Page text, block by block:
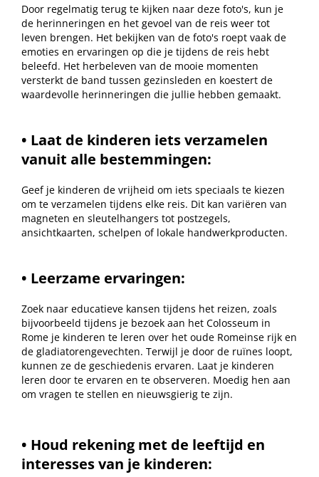
Door regelmatig terug te kijken naar deze foto's, kun je
de herinneringen en het gevoel van de reis weer tot
leven brengen. Het bekijken van de foto's roept vaak de
emoties en ervaringen op die je tijdens de reis hebt
beleefd. Het herbeleven van de mooie momenten
versterkt de band tussen gezinsleden en koestert de
waardevolle herinneringen die jullie hebben gemaakt.
• Laat de kinderen iets verzamelen
vanuit alle bestemmingen:
Geef je kinderen de vrijheid om iets speciaals te kiezen
om te verzamelen tijdens elke reis. Dit kan variëren van
magneten en sleutelhangers tot postzegels,
ansichtkaarten, schelpen of lokale handwerkproducten.
• Leerzame ervaringen:
Zoek naar educatieve kansen tijdens het reizen, zoals
bijvoorbeeld tijdens je bezoek aan het Colosseum in
Rome je kinderen te leren over het oude Romeinse rijk en
de gladiatorengevechten. Terwijl je door de ruïnes loopt,
kunnen ze de geschiedenis ervaren. Laat je kinderen
leren door te ervaren en te observeren. Moedig hen aan
om vragen te stellen en nieuwsgierig te zijn.
• Houd rekening met de leeftijd en
interesses van je kinderen: